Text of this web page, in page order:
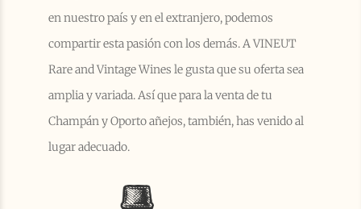
en nuestro país y en el extranjero, podemos
compartir esta pasión con los demás. A VINEUT
Rare and Vintage Wines le gusta que su oferta sea
amplia y variada. Así que para la venta de tu
Champán y Oporto añejos, también, has venido al
lugar adecuado.